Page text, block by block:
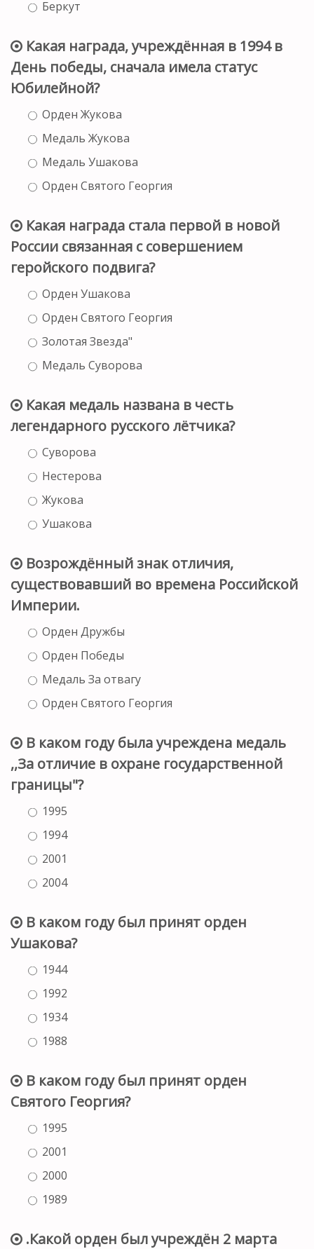
Беркут
Какая награда, учреждённая в 1994 в
День победы, сначала имела статус
Юбилейной?
Орден Жукова
Медаль Жукова
Медаль Ушакова
Орден Святого Георгия
Какая награда стала первой в новой
России связанная с совершением
геройского подвига?
Орден Ушакова
Орден Святого Георгия
Золотая Звезда"
Медаль Суворова
Какая медаль названа в честь
легендарного русского лётчика?
Суворова
Нестерова
Жукова
Ушакова
Возрождённый знак отличия,
существовавший во времена Российской
Империи.
Орден Дружбы
Орден Победы
Медаль За отвагу
Орден Святого Георгия
В каком году была учреждена медаль
,,За отличие в охране государственной
границы"?
1995
1994
2001
2004
В каком году был принят орден
Ушакова?
1944
1992
1934
1988
В каком году был принят орден
Святого Георгия?
1995
2001
2000
1989
.Какой орден был учреждён 2 марта